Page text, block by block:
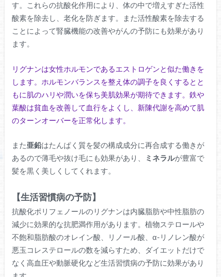
す。これらの抗酸化作用により、体の中で増えすぎた活性
酸素を除去し、老化を防ぎます。また活性酸素を除去する
ことによって腎臓機能の改善やがんの予防にも効果があり
ます。
リグナンは女性ホルモンであるエストロゲンと似た働きを
します。ホルモンバランスを整え体の調子を良くするとと
もに肌のハリや潤いを保ち美肌効果が期待できます。鉄や
葉酸は貧血を改善して血行をよくし、新陳代謝を高めて肌
のターンオーバーを正常化します。
また亜鉛はたんぱく質を髪の構成成分に再合成する働きが
あるので薄毛や抜け毛にも効果があり、
ミネラルが豊富で
髪を黒く美しくしてくれます。
【生活習慣病の予防】
抗酸化ポリフェノールのリグナンは内臓脂肪や中性脂肪の
減少に効果的な抗肥満作用があります。植物ステロールや
不飽和脂肪酸のオレイン酸、リノール酸、α-リノレン酸が
悪玉コレステロールの数を減らすため、ダイエットだけで
なく高血圧や動脈硬化など生活習慣病の予防に効果があり